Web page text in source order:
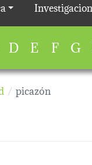
D E F G
picazón